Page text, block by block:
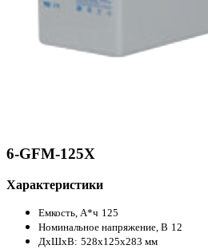
6-GFM-125X
Характеристики
Емкость, А*ч 125
Номинальное напряжение, В 12
ДxШxВ: 528x125x283 мм